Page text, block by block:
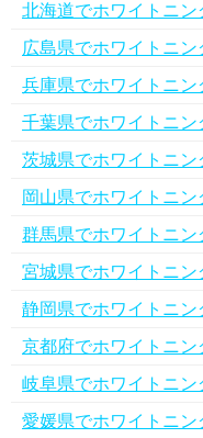
北海道でホワイトニン
広島県でホワイトニン
兵庫県でホワイトニン
千葉県でホワイトニン
茨城県でホワイトニン
岡山県でホワイトニン
群馬県でホワイトニン
宮城県でホワイトニン
静岡県でホワイトニン
京都府でホワイトニン
岐阜県でホワイトニン
愛媛県でホワイトニン